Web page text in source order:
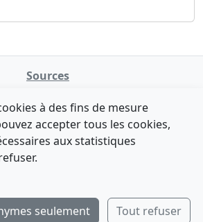
Sources
data.gouv.fr
- API
Contact
Store
Tchap
retiolus— NATINFo
découvert NATINFo ?
(500 caractères max).
à des fins de mesure
accepter tous les cookies,
aux statistiques
seulement
Tout refuser